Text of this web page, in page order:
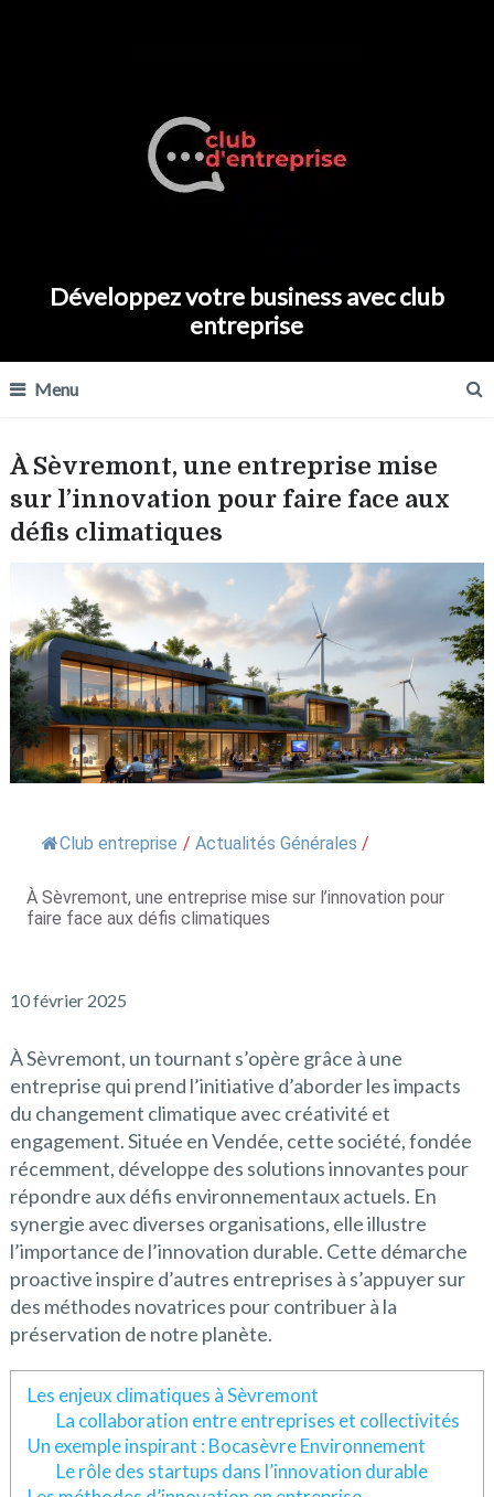
Développez votre business avec club
entreprise
Menu
À Sèvremont, une entreprise mise
sur l’innovation pour faire face aux
défis climatiques
Club entreprise / Actualités Générales /
À Sèvremont, une entreprise mise sur l’innovation pour
faire face aux défis climatiques
10 février 2025
À Sèvremont, un tournant s’opère grâce à une
entreprise qui prend l’initiative d’aborder les impacts
du changement climatique avec créativité et
engagement. Située en Vendée, cette société, fondée
récemment, développe des solutions innovantes pour
répondre aux défis environnementaux actuels. En
synergie avec diverses organisations, elle illustre
l’importance de l’innovation durable. Cette démarche
proactive inspire d’autres entreprises à s’appuyer sur
des méthodes novatrices pour contribuer à la
préservation de notre planète.
Les enjeux climatiques à Sèvremont
La collaboration entre entreprises et collectivités
Un exemple inspirant : Bocasèvre Environnement
Le rôle des startups dans l’innovation durable